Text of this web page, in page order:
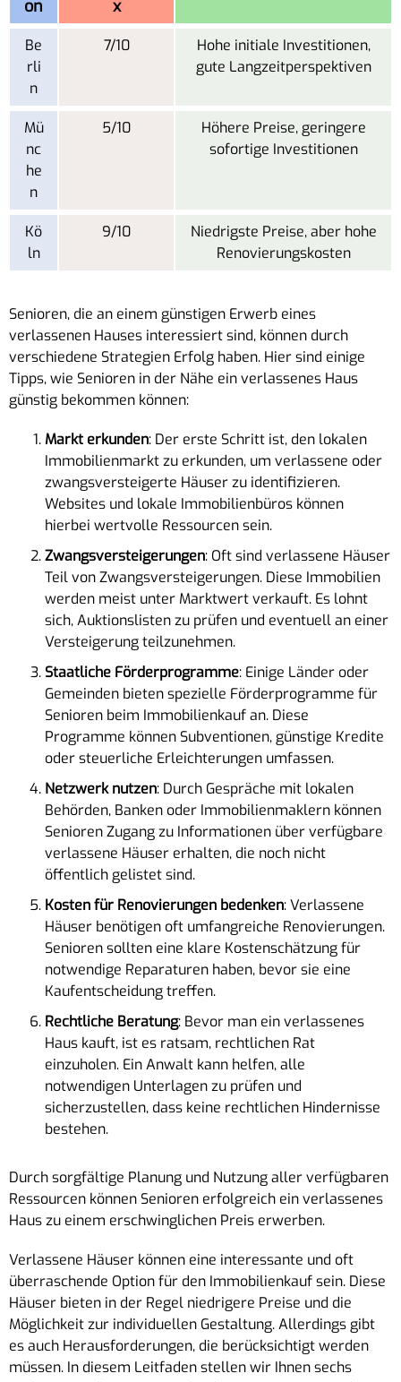
on x
Be
rli
n
7/10
Hohe initiale Investitionen,
gute Langzeitperspektiven
Mü
nc
he
n
5/10
Höhere Preise, geringere
sofortige Investitionen
Kö
ln
9/10
Niedrigste Preise, aber hohe
Renovierungskosten
Senioren, die an einem günstigen Erwerb eines
verlassenen Hauses interessiert sind, können durch
verschiedene Strategien Erfolg haben. Hier sind einige
Tipps, wie Senioren in der Nähe ein verlassenes Haus
günstig bekommen können:
Markt erkunden: Der erste Schritt ist, den lokalen
Immobilienmarkt zu erkunden, um verlassene oder
zwangsversteigerte Häuser zu identifizieren.
Websites und lokale Immobilienbüros können
hierbei wertvolle Ressourcen sein.
Zwangsversteigerungen: Oft sind verlassene Häuser
Teil von Zwangsversteigerungen. Diese Immobilien
werden meist unter Marktwert verkauft. Es lohnt
sich, Auktionslisten zu prüfen und eventuell an einer
Versteigerung teilzunehmen.
Staatliche Förderprogramme: Einige Länder oder
Gemeinden bieten spezielle Förderprogramme für
Senioren beim Immobilienkauf an. Diese
Programme können Subventionen, günstige Kredite
oder steuerliche Erleichterungen umfassen.
Netzwerk nutzen: Durch Gespräche mit lokalen
Behörden, Banken oder Immobilienmaklern können
Senioren Zugang zu Informationen über verfügbare
verlassene Häuser erhalten, die noch nicht
öffentlich gelistet sind.
Kosten für Renovierungen bedenken: Verlassene
Häuser benötigen oft umfangreiche Renovierungen.
Senioren sollten eine klare Kostenschätzung für
notwendige Reparaturen haben, bevor sie eine
Kaufentscheidung treffen.
Rechtliche Beratung: Bevor man ein verlassenes
Haus kauft, ist es ratsam, rechtlichen Rat
einzuholen. Ein Anwalt kann helfen, alle
notwendigen Unterlagen zu prüfen und
sicherzustellen, dass keine rechtlichen Hindernisse
bestehen.
Durch sorgfältige Planung und Nutzung aller verfügbaren
Ressourcen können Senioren erfolgreich ein verlassenes
Haus zu einem erschwinglichen Preis erwerben.
Verlassene Häuser können eine interessante und oft
überraschende Option für den Immobilienkauf sein. Diese
Häuser bieten in der Regel niedrigere Preise und die
Möglichkeit zur individuellen Gestaltung. Allerdings gibt
es auch Herausforderungen, die berücksichtigt werden
müssen. In diesem Leitfaden stellen wir Ihnen sechs